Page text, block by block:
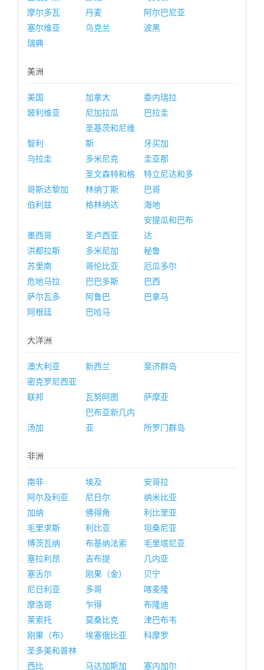
摩尔多瓦
丹麦
阿尔巴尼亚
塞尔维亚
乌克兰
波黑
瑞典
美洲
美国 加拿大
委内瑞拉
玻利维亚
尼加拉瓜 巴拉圭
智利
圣基茨和尼维
斯
牙买加
乌拉圭
多米尼克 圭亚那
哥斯达黎加
圣文森特和格
林纳丁斯
特立尼达和多
巴哥
伯利兹
格林纳达 海地
墨西哥 圣卢西亚
安提瓜和巴布
达
洪都拉斯
多米尼加
秘鲁
苏里南
哥伦比亚
厄瓜多尔
危地马拉
巴巴多斯
巴西
萨尔瓦多
阿鲁巴
巴拿马
阿根廷
巴哈马
大洋洲
澳大利亚 新西兰
斐济群岛
密克罗尼西亚
联邦
瓦努阿图 萨摩亚
汤加
巴布亚新几内
亚
所罗门群岛
非洲
南非 埃及
安哥拉
阿尔及利亚
尼日尔
纳米比亚
加纳
佛得角
利比里亚
毛里求斯
利比亚
坦桑尼亚
博茨瓦纳
布基纳法索
毛里塔尼亚
塞拉利昂
吉布提
几内亚
塞舌尔
刚果（金）
贝宁
尼日利亚
多哥
喀麦隆
摩洛哥
乍得
布隆迪
莱索托
莫桑比克
津巴布韦
刚果（布）
埃塞俄比亚
科摩罗
圣多美和普林
西比
马达加斯加 塞内加尔